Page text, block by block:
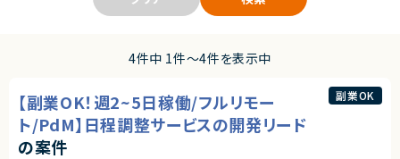
4件中 1件〜4件を表示中
【副業OK！週2~5日稼働/フルリモー
ト/PdM】日程調整サービスの開発リード
の案件
副業OK